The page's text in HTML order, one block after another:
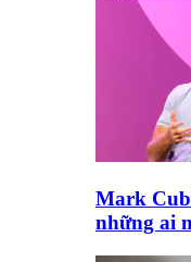
Mark
những ai